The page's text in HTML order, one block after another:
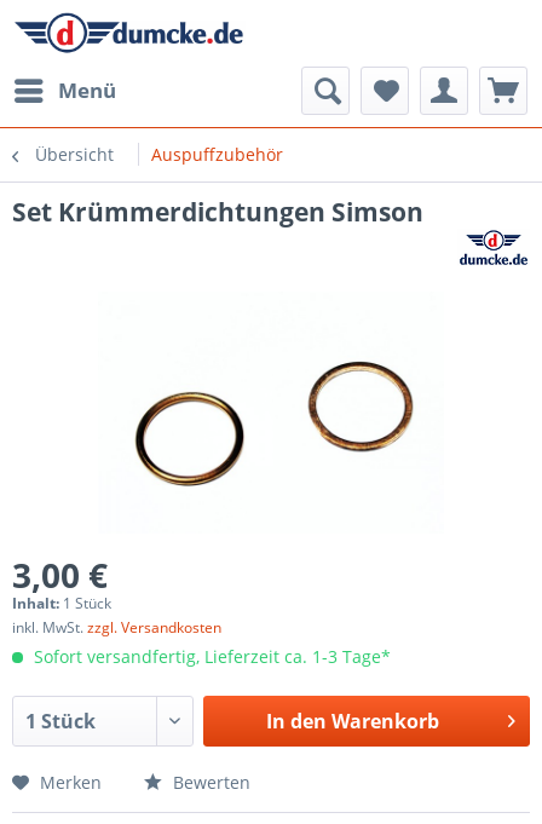
Menü
Übersicht Auspuffzubehör
Set Krümmerdichtungen Simson
3,00 €
Inhalt: 1 Stück
inkl. MwSt.zzgl. Versandkosten
Sofort versandfertig, Lieferzeit ca. 1-3 Tage*
In den Warenkorb
Merken Bewerten